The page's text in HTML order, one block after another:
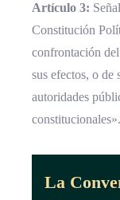
Artículo 3:
Constitución
confrontación
sus efectos, o de
autoridades
constitucionales».
La